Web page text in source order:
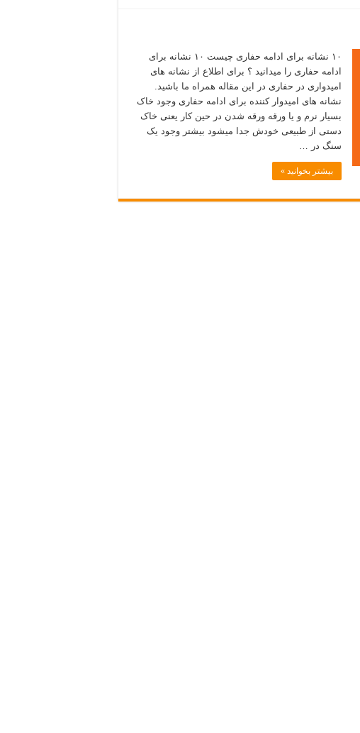
۱۰ نشانه برای ادامه حفاری چیست ۱۰ نشانه برای
ادامه حفاری را میدانید ؟ برای اطلاع از نشانه های
امیدواری در حفاری در این مقاله همراه ما باشید.
نشانه های امیدوار کننده برای ادامه حفاری وجود خاک
بسیار نرم و یا ورقه ورقه شدن در حین کار یعنی خاک
دستی از طبیعی خودش جدا میشود بیشتر وجود یک
سنگ در …
بیشتر بخوانید »